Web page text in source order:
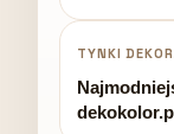
TYNKI